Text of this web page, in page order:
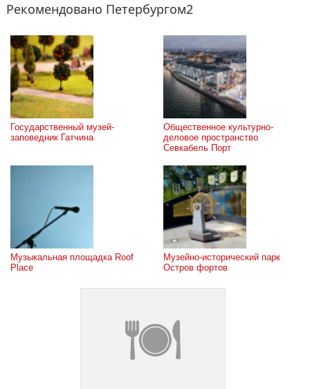
Рекомендовано Петербургом2
Государственный музей-
заповедник Гатчина
Общественное культурно-
деловое пространство
Севкабель Порт
Музыкальная площадка Roof
Place
Музейно-исторический парк
Остров фортов